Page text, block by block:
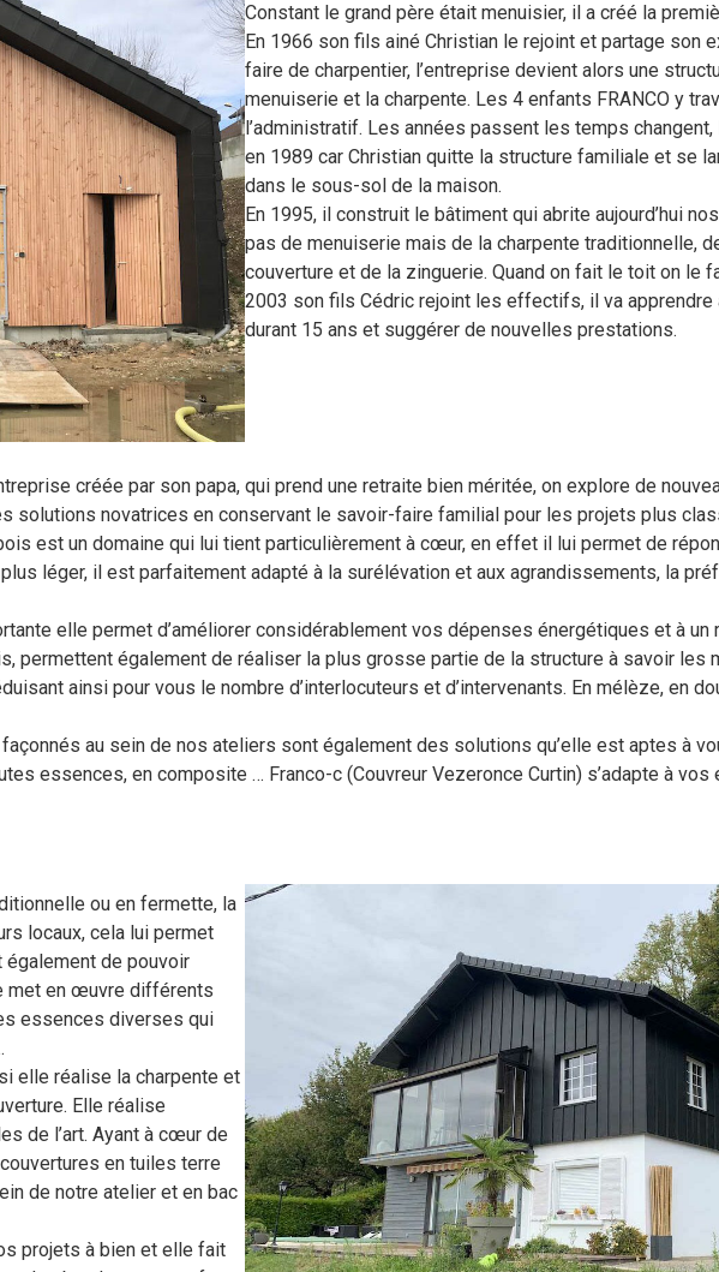
Constant le grand père était menuisier, il a créé la
En 1966 son fils ainé Christian le rejoint et partage son
faire de charpentier, l’entreprise devient alors une
menuiserie et la charpente. Les 4 enfants FRANCO y
l’administratif. Les années passent les temps
en 1989 car Christian quitte la structure familiale et se
dans le sous-sol de la maison.
En 1995, il construit le bâtiment qui abrite aujourd’hui
pas de menuiserie mais de la charpente traditionnelle,
couverture et de la zinguerie. Quand on fait le toit on le
2003 son fils Cédric rejoint les effectifs, il va apprendre
durant 15 ans et suggérer de nouvelles prestations.
créée par son papa, qui prend une retraite bien méritée, on explore de
solutions novatrices en conservant le savoir-faire familial pour les projets plus
est un domaine qui lui tient particulièrement à cœur, en effet il lui permet de
léger, il est parfaitement adapté à la surélévation et aux agrandissements, la
elle permet d’améliorer considérablement vos dépenses énergétiques et à un
permettent également de réaliser la plus grosse partie de la structure à savoir les
ainsi pour vous le nombre d’interlocuteurs et d’intervenants. En mélèze, en
au sein de nos ateliers sont également des solutions qu’elle est aptes à
essences, en composite … Franco-c (Couvreur Vezeronce Curtin) s’adapte à
ou en fermette, la
locaux, cela lui permet
également de pouvoir
met en œuvre différents
essences diverses qui
elle réalise la charpente et
Elle réalise
de l’art. Ayant à cœur de
en tuiles terre
de notre atelier et en bac
projets à bien et elle fait